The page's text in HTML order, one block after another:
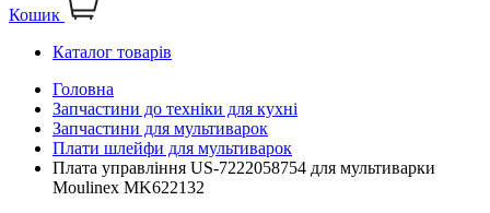
Кошик
Каталог товарів
Головна
Запчастини до техніки для кухні
Запчастини для мультиварок
Плати шлейфи для мультиварок
Плата управління US-7222058754 для мультиварки
Moulinex MK622132